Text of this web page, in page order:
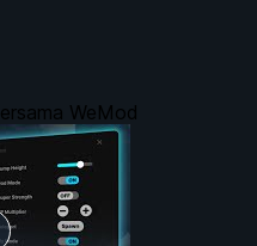
WeMod